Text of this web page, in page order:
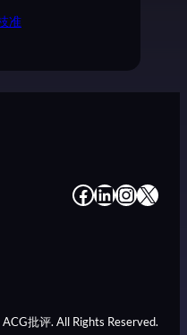
准
# # # #
批评. All Rights Reserved.